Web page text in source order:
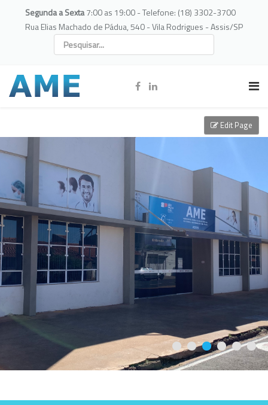
Segunda a Sexta7:00 as 19:00 - Telefone: (18) 3302-3700
Rua Elias Machado de Pádua, 540 - Vila Rodrigues - Assis/SP
Edit Page